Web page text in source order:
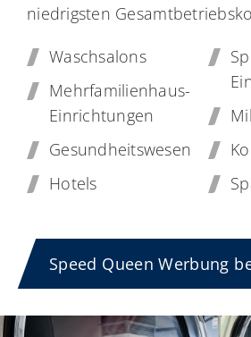
niedrigsten
Waschsalons
Mehrfamilienhaus-
Einrichtungen
Gesundheitswesen
Hotels
Speed Queen Werbung